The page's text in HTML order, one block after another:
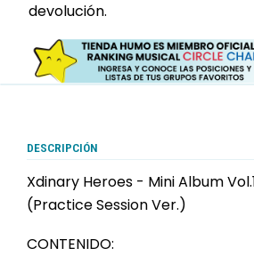
devolución.
DESCRIPCIÓN
Xdinary Heroes - Mini Album
(Practice Session Ver.)
CONTENIDO: